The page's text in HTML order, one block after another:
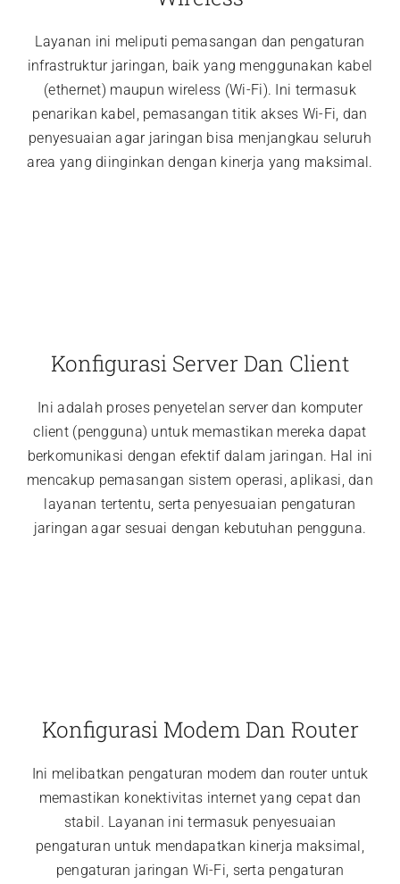
Layanan ini meliputi pemasangan dan pengaturan
infrastruktur jaringan, baik yang menggunakan kabel
(ethernet) maupun wireless (Wi-Fi). Ini termasuk
penarikan kabel, pemasangan titik akses Wi-Fi, dan
penyesuaian agar jaringan bisa menjangkau seluruh
area yang diinginkan dengan kinerja yang maksimal.
Konfigurasi Server Dan Client
Ini adalah proses penyetelan server dan komputer
client (pengguna) untuk memastikan mereka dapat
berkomunikasi dengan efektif dalam jaringan. Hal ini
mencakup pemasangan sistem operasi, aplikasi, dan
layanan tertentu, serta penyesuaian pengaturan
jaringan agar sesuai dengan kebutuhan pengguna.
Konfigurasi Modem Dan Router
Ini melibatkan pengaturan modem dan router untuk
memastikan konektivitas internet yang cepat dan
stabil. Layanan ini termasuk penyesuaian
pengaturan untuk mendapatkan kinerja maksimal,
pengaturan jaringan Wi-Fi, serta pengaturan